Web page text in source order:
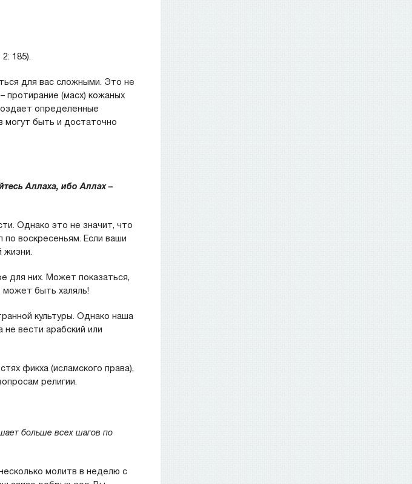
185).
для вас сложными. Это не
протирание (масх) кожаных
определенные
могут быть и достаточно
Аллаха, ибо Аллах –
Однако это не значит, что
воскресеньям. Если ваши
жизни.
для них. Может показаться,
быть халяль!
культуры. Однако наша
не вести арабский или
фикха (исламского права),
религии.
больше всех шагов по
молитв в неделю с